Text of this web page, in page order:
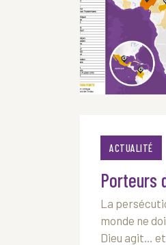
ACTUALITÉ
Porteurs
La
monde ne
Dieu agit… et